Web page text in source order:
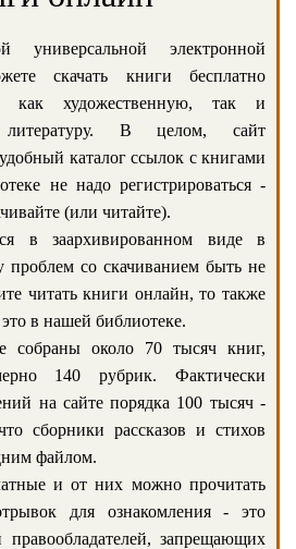
электронной
скачать книги бесплатно
как художественную, так и
литературу. В целом, сайт
каталог ссылок с книгами
не надо регистрироваться -
(или читайте).
в заархивированном виде в
проблем со скачиванием быть не
читать книги онлайн, то также
в нашей библиотеке.
собраны около 70 тысяч книг,
140 рубрик. Фактически
на сайте порядка 100 тысяч -
сборники рассказов и стихов
файлом.
и от них можно прочитать
для ознакомления - это
правообладателей, запрещающих